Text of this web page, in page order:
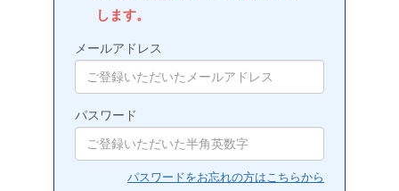
します。
メールアドレス
パスワード
パスワードをお忘れの方はこちらから